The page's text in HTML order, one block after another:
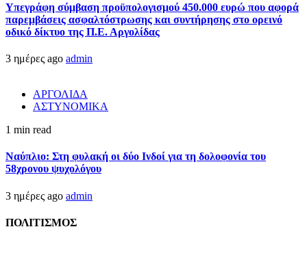
Υπεγράφη σύμβαση προϋπολογισμού 450.000 ευρώ που αφορά
παρεμβάσεις ασφαλτόστρωσης και συντήρησης στο ορεινό
οδικό δίκτυο της Π.Ε. Αργολίδας
3 ημέρες ago admin
ΑΡΓΟΛΙΔΑ
ΑΣΤΥΝΟΜΙΚΑ
1 min read
Ναύπλιο: Στη φυλακή οι δύο Ινδοί για τη δολοφονία του
58χρονου ψυχολόγου
3 ημέρες ago admin
ΠΟΛΙΤΙΣΜΟΣ